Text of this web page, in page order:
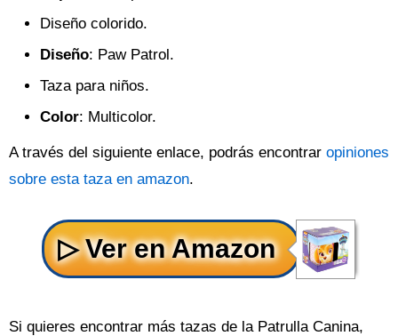
Diseño colorido.
Diseño: Paw Patrol.
Taza para niños.
Color: Multicolor.
A través del siguiente enlace, podrás encontrar opiniones
sobre esta taza en amazon.
Si quieres encontrar más tazas de la Patrulla Canina,